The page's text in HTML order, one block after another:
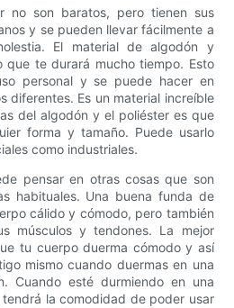
no son baratos, pero tienen sus
y se pueden llevar fácilmente a
El material de algodón y
que te durará mucho tiempo. Esto
personal y se puede hacer en
diferentes. Es un material increíble
del algodón y el poliéster es que
forma y tamaño. Puede usarlo
como industriales.
pensar en otras cosas que son
habituales. Una buena funda de
cálido y cómodo, pero también
músculos y tendones. La mejor
tu cuerpo duerma cómodo y así
mismo cuando duermas en una
Cuando esté durmiendo en una
la comodidad de poder usar